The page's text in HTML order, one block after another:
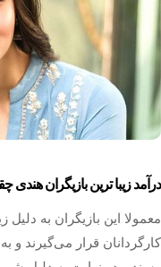
درآمد زیبا ترین بازیگران
معمولا این بازیگران به دلیل
کارگردانان قرار می‌گیرند